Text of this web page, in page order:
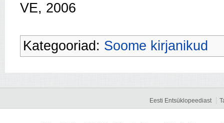
VE, 2006
Kategooriad: Soome kirjanikud
Eesti Entsüklopeediast